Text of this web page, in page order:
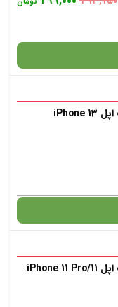
محافظ لنز دوربین مناسب اپل iPhone 13
محافظ لنز دوربین مناسب اپل iPhone 11 Pro/11